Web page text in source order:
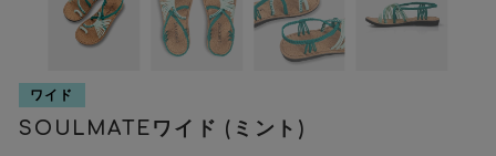
ワイド
SOULMATEワイド (ミント)